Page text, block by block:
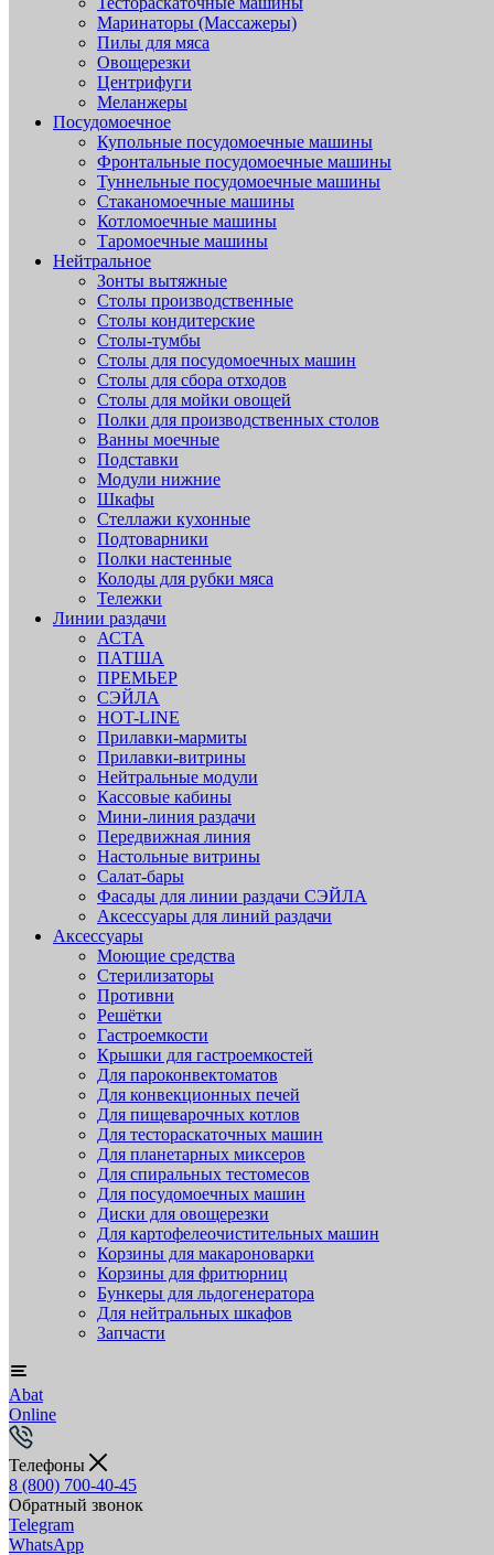
Маринаторы (Массажеры)
Пилы для мяса
Овощерезки
Центрифуги
Меланжеры
Посудомоечное
Купольные посудомоечные машины
Фронтальные посудомоечные машины
Туннельные посудомоечные машины
Стаканомоечные машины
Котломоечные машины
Таромоечные машины
Нейтральное
Зонты вытяжные
Столы производственные
Столы кондитерские
Столы-тумбы
Столы для посудомоечных машин
Столы для сбора отходов
Столы для мойки овощей
Полки для производственных столов
Ванны моечные
Подставки
Модули нижние
Шкафы
Стеллажи кухонные
Подтоварники
Полки настенные
Колоды для рубки мяса
Тележки
Линии раздачи
АСТА
ПАТША
ПРЕМЬЕР
СЭЙЛА
HOT-LINE
Прилавки-мармиты
Прилавки-витрины
Нейтральные модули
Кассовые кабины
Мини-линия раздачи
Передвижная линия
Настольные витрины
Салат-бары
Фасады для линии раздачи СЭЙЛА
Аксессуары для линий раздачи
Аксессуары
Моющие средства
Стерилизаторы
Противни
Решётки
Гастроемкости
Крышки для гастроемкостей
Для пароконвектоматов
Для конвекционных печей
Для пищеварочных котлов
Для тестораскаточных машин
Для планетарных миксеров
Для спиральных тестомесов
Для посудомоечных машин
Диски для овощерезки
Для картофелеочистительных машин
Корзины для макароноварки
Корзины для фритюрниц
Бункеры для льдогенератора
Для нейтральных шкафов
Запчасти
Abat
Online
Телефоны
8 (800) 700-40-45
Обратный звонок
Telegram
WhatsApp